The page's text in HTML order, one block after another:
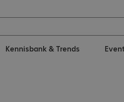
Kennisbank & Trends